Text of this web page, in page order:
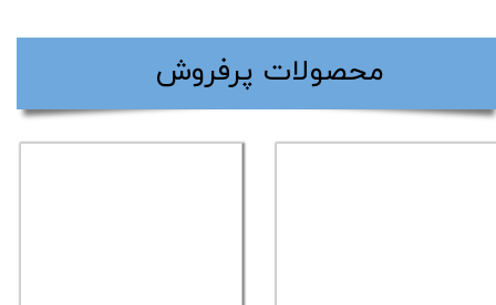
​محصولات پرفروش